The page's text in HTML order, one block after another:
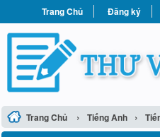
Trang Chủ Đăng ký
Trang Chủ › Tiếng Anh ›